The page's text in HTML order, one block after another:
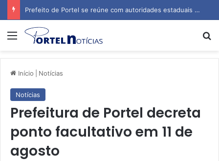
Prefeito de Portel se reúne com autoridades estaduais para tratar de obras e inauguração de escola
Menu
Início Notícias
Notícias
Prefeitura de Portel decreta
ponto facultativo em 11 de
agosto